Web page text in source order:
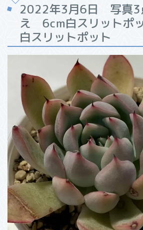
2022年3月6日 写真
え 6cm白スリットポ
白スリットポット